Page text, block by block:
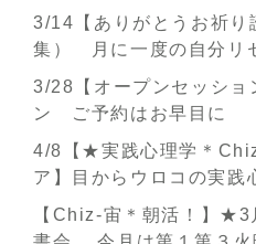
3/14【ありがとうお祈り
集） 月に一度の自分リ
3/28【オープンセッショ
ン ご予約はお早目に
4/8【★実践心理学＊
ア】目からウロコの実践
【Chiz-宙＊朝活！】